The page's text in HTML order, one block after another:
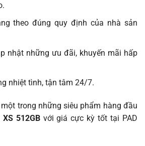
theo đúng quy định của nhà sản
nhật những ưu đãi, khuyến mãi hấp
nhiệt tình, tận tâm 24/7.
trong những siêu phẩm hàng đầu
XS 512GBvới giá cực kỳ tốt tại PAD